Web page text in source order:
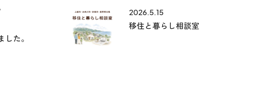
た。
2026.5.15
移住と暮らし相談室